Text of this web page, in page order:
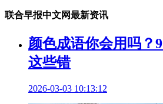
联合早报中文网最新资讯
颜色成语你会用吗？
这些错
2026-03-03 10:13:12